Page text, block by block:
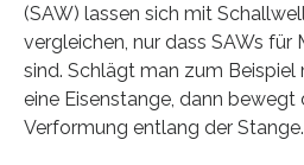
(SAW) lassen sich mit
vergleichen, nur dass SAWs für
sind. Schlägt man zum
eine Eisenstange, dann bewegt
Verformung entlang der Stange.